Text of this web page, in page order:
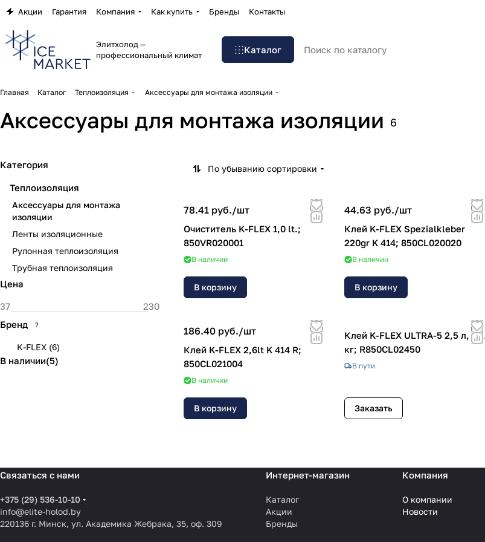
Акции Гарантия Компания Как купить Бренды Контакты
Элитхолод —
профессиональный климат
Каталог
Главная Каталог Теплоизоляция Аксессуары для монтажа изоляции
Аксессуары для монтажа изоляции 6
По убыванию сортировки
78.41 руб./шт
Очиститель K-FLEX 1,0 lt.;
850VR020001
В наличии
В корзину
44.63 руб./шт
Клей K-FLEX Spezialkleber
220gr K 414; 850CL020020
В наличии
В корзину
186.40 руб./шт
Клей K-FLEX 2,6lt K 414 R;
850CL021004
В наличии
В корзину
Клей K-FLEX ULTRA-5 2,5 л, 2,1
кг; R850CL02450
В пути
Заказать
Категория
Теплоизоляция
Аксессуары для монтажа
изоляции
Ленты изоляционные
Рулонная теплоизоляция
Трубная теплоизоляция
Цена
Бренд ?
K-FLEX (6)
В наличии(5)
Связаться с нами
+375 (29) 536-10-10
info@elite-holod.by
220136 г. Минск, ул. Академика Жебрака, 35, оф. 309
Интернет-магазин
Каталог
Акции
Бренды
Компания
О компании
Новости